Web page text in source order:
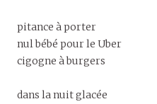
pitance à porter
nul bébé pour le Uber
cigogne à burgers
dans la nuit glacée